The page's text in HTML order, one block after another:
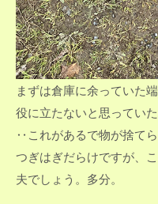
まずは倉庫に余っていた
役に立たないと思ってい
‥これがあるで物が捨てら
つぎはぎだらけですが、
夫でしょう。多分。